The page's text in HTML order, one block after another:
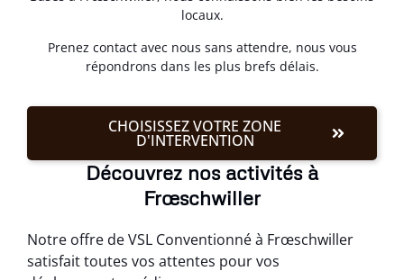
locaux.
Prenez contact avec nous sans attendre, nous vous
répondrons dans les plus brefs délais.
CHOISISSEZ VOTRE ZONE
D'INTERVENTION
Découvrez nos activités à
Frœschwiller
Notre offre de VSL Conventionné à Frœschwiller
satisfait toutes vos attentes pour vos